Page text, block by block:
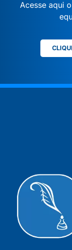
Acesse aqui